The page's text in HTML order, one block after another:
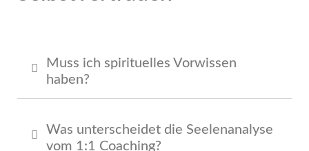
Muss ich spirituelles Vorwissen
haben?
Was unterscheidet die Seelenanalyse
vom 1:1 Coaching?